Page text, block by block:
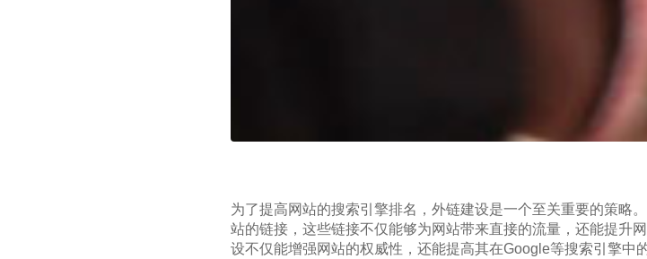
为了提高网站的搜索引擎排名，外链建设是一个至关重要的策略
站的链接，这些链接不仅能够为网站带来直接的流量，还能提升
设不仅能增强网站的权威性，还能提高其在Google等搜索引擎中